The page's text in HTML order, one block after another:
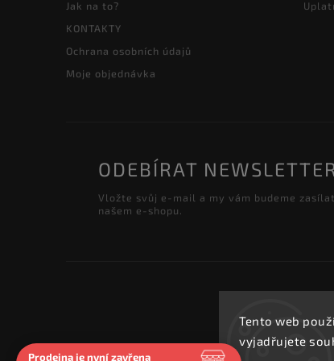
Tento web
vyjadřujete
Jak na to?
KONTAKTY
Ochrana osobních údajů
Moje objednávka
ODEBÍRAT NEWSLETTER
Vložte svůj e-mail a my vám budeme
našem e-shopu.
Prodejna je nyní zavřena